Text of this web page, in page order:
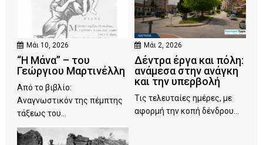
Μάι 10, 2026
“Η Μάνα” – του
Γεώργιου Μαρτινέλλη
Από το βιβλίο:
Αναγνωστικόν της πέμπτης
τάξεως του...
Μάι 2, 2026
Δέντρα έργα και πόλη:
ανάμεσα στην ανάγκη
και την υπερβολή
Τις τελευταίες ημέρες, με
αφορμή την κοπή δένδρου...